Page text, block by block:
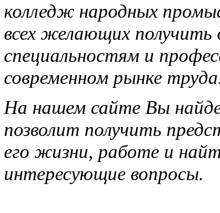
колледж народных
всех желающих получить
специальностям и
современном рынке
На нашем сайте Вы
позволит получить
его жизни, работе и
интересующие вопросы.